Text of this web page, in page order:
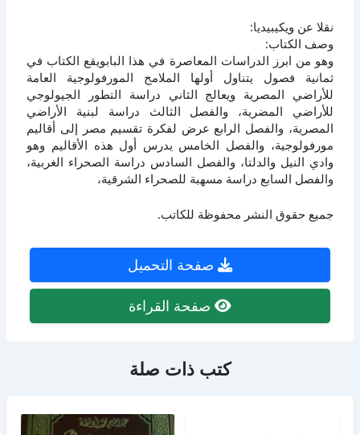
نقلا عن ويكيبيديا:
وصف الكتاب:
وهو من ابرز الدراسات المعاصرة في هذا البابويقع الكتاب في
ثمانية فصول يتناول أولها الملامح المورفولوجية العامة
للأراضي المصرية ويعالج الثاني دراسة التطور الجيولوجي
للأراضي المضرية، والفصل الثالث دراسة لبنية الأراضي
المصرية، والفصل الرابع عرض لفكرة تقسيم مصر إلى أقاليم
مورفولوجية، والفصل الخامس يدرس أول هذه الأقاليم وهو
وادي النيل والدلتا، والفصل السادس دراسة الصحراء الغربية،
والفصل السابع دراسة مسهبة للصحراء الشرقية،
جميع حقوق النشر محفوظة للكاتب.
صفحة التحميل
صفحة القراءة
كتب ذات صلة